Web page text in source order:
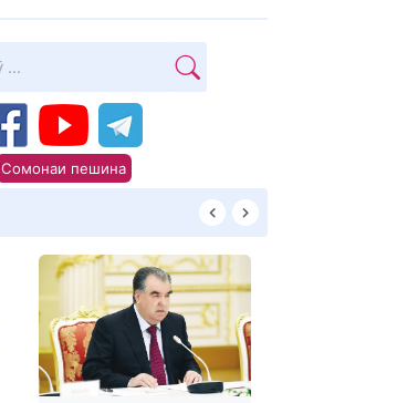
Сомонаи пешина